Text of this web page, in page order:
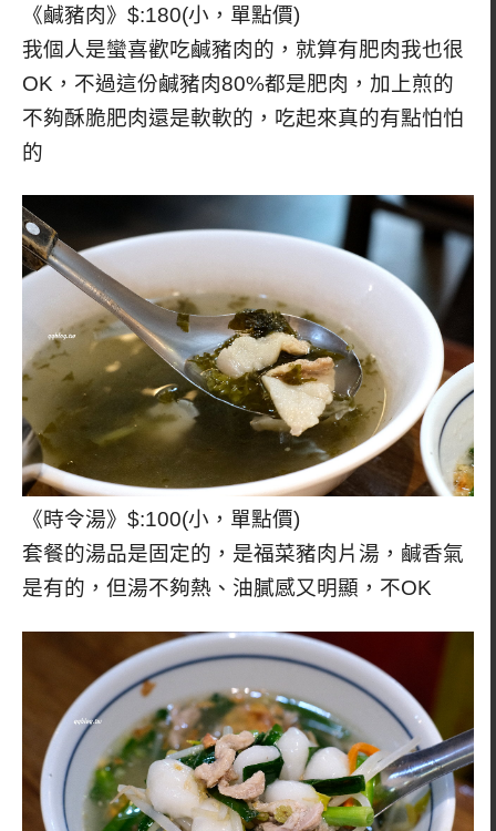
《鹹豬肉》$:180(小，單點價)
我個人是蠻喜歡吃鹹豬肉的，就算有肥肉我也很
OK，不過這份鹹豬肉80%都是肥肉，加上煎的
不夠酥脆肥肉還是軟軟的，吃起來真的有點怕怕
的
《時令湯》$:100(小，單點價)
套餐的湯品是固定的，是福菜豬肉片湯，鹹香氣
是有的，但湯不夠熱、油膩感又明顯，不OK